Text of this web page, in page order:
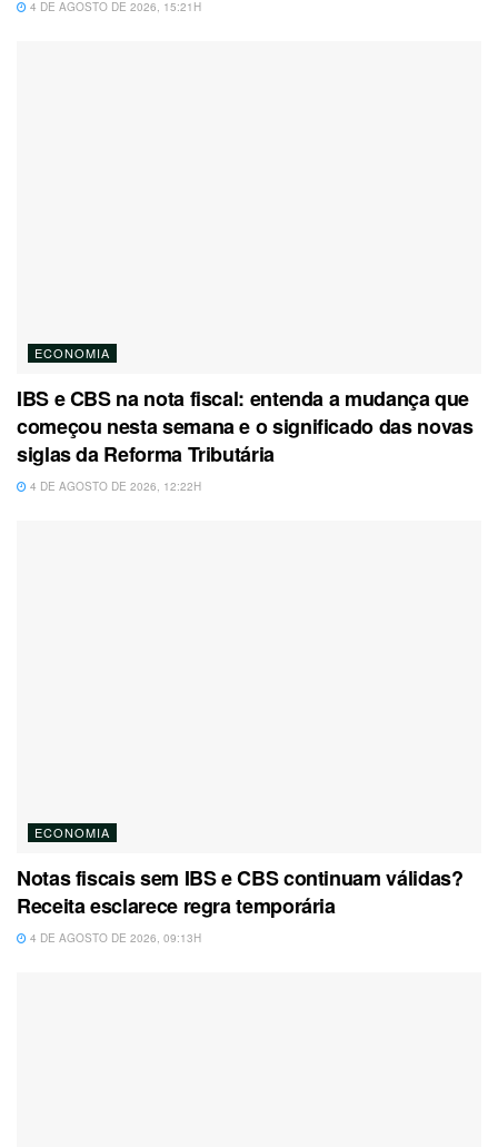
4 DE AGOSTO DE 2026, 15:21H
ECONOMIA
IBS e CBS na nota fiscal: entenda a mudança que
começou nesta semana e o significado das novas
siglas da Reforma Tributária
4 DE AGOSTO DE 2026, 12:22H
ECONOMIA
Notas fiscais sem IBS e CBS continuam válidas?
Receita esclarece regra temporária
4 DE AGOSTO DE 2026, 09:13H